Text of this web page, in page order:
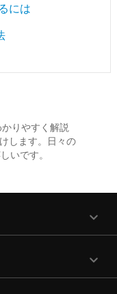
には
りやすく解説
します。日々の
いです。